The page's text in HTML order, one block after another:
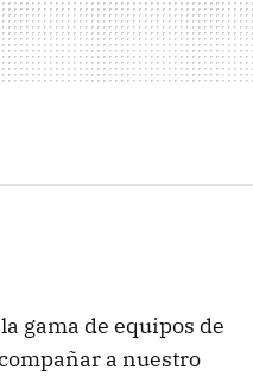
gama de equipos de
a nuestro